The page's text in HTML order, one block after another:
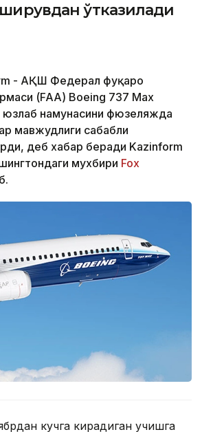
ўтказилади
- АҚШ Федерал фуқаро
(FAA) Boeing 737 Max
юзлаб намунасини фюзеляжда
мавжудлиги сабабли
деб хабар беради Kazinform
мухбири Fox
кучга кирадиган учишга